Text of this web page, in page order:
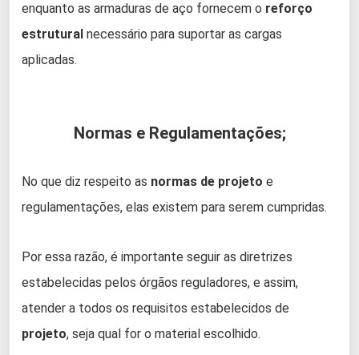
enquanto as armaduras de aço fornecem o reforço
estrutural necessário para suportar as cargas
aplicadas.
Normas e Regulamentações;
No que diz respeito as normas de projeto e
regulamentações, elas existem para serem cumpridas.
Por essa razão, é importante seguir as diretrizes
estabelecidas pelos órgãos reguladores, e assim,
atender a todos os requisitos estabelecidos de
projeto, seja qual for o material escolhido.